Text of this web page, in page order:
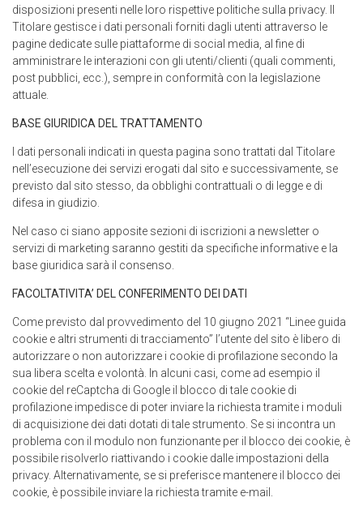
disposizioni presenti nelle loro rispettive politiche sulla privacy. Il
Titolare gestisce i dati personali forniti dagli utenti attraverso le
pagine dedicate sulle piattaforme di social media, al fine di
amministrare le interazioni con gli utenti/clienti (quali commenti,
post pubblici, ecc.), sempre in conformità con la legislazione
attuale.
BASE GIURIDICA DEL TRATTAMENTO
I dati personali indicati in questa pagina sono trattati dal Titolare
nell’esecuzione dei servizi erogati dal sito e successivamente, se
previsto dal sito stesso, da obblighi contrattuali o di legge e di
difesa in giudizio.
Nel caso ci siano apposite sezioni di iscrizioni a newsletter o
servizi di marketing saranno gestiti da specifiche informative e la
base giuridica sarà il consenso.
FACOLTATIVITA’ DEL CONFERIMENTO DEI DATI
Come previsto dal provvedimento del 10 giugno 2021 “Linee guida
cookie e altri strumenti di tracciamento” l’utente del sito è libero di
autorizzare o non autorizzare i cookie di profilazione secondo la
sua libera scelta e volontà. In alcuni casi, come ad esempio il
cookie del reCaptcha di Google il blocco di tale cookie di
profilazione impedisce di poter inviare la richiesta tramite i moduli
di acquisizione dei dati dotati di tale strumento. Se si incontra un
problema con il modulo non funzionante per il blocco dei cookie, è
possibile risolverlo riattivando i cookie dalle impostazioni della
privacy. Alternativamente, se si preferisce mantenere il blocco dei
cookie, è possibile inviare la richiesta tramite e-mail.